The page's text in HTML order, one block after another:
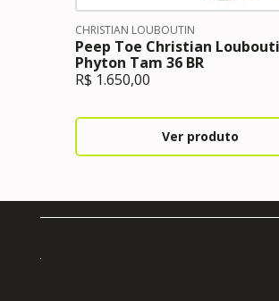
CHRISTIAN LOUBOUTIN
Peep Toe Christian
Phyton Tam 36 BR
R$ 1.650,00
Ver produto